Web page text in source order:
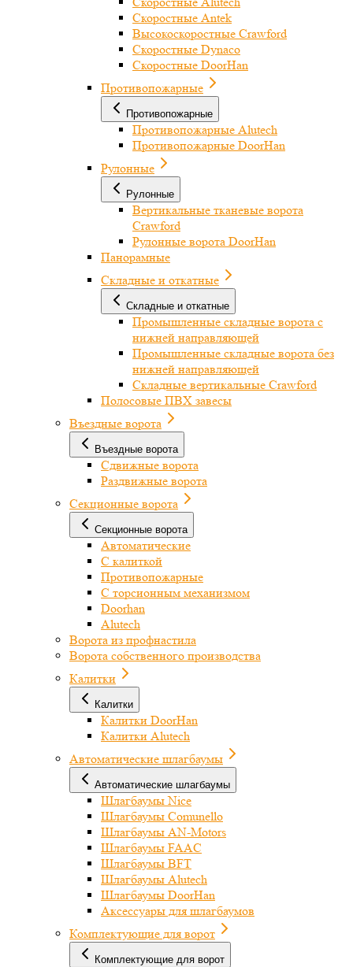
Скоростные Antek
Высокоскоростные Crawford
Скоростные Dynaco
Скоростные DoorHan
Противопожарные
Противопожарные
Противопожарные Alutech
Противопожарные DoorHan
Рулонные
Рулонные
Вертикальные тканевые ворота
Crawford
Рулонные ворота DoorHan
Панорамные
Складные и откатные
Складные и откатные
Промышленные складные ворота с
нижней направляющей
Промышленные складные ворота без
нижней направляющей
Складные вертикальные Crawford
Полосовые ПВХ завесы
Въездные ворота
Въездные ворота
Сдвижные ворота
Раздвижные ворота
Секционные ворота
Секционные ворота
Автоматические
С калиткой
Противопожарные
С торсионным механизмом
Doorhan
Alutech
Ворота из профнастила
Ворота собственного производства
Калитки
Калитки
Калитки DoorHan
Калитки Alutech
Автоматические шлагбаумы
Автоматические шлагбаумы
Шлагбаумы Nice
Шлагбаумы Comunello
Шлагбаумы AN-Motors
Шлагбаумы FAAC
Шлагбаумы BFT
Шлагбаумы Alutech
Шлагбаумы DoorHan
Аксессуары для шлагбаумов
Комплектующие для ворот
Комплектующие для ворот